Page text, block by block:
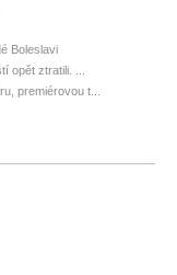
Boleslavi
opět ztratili. ...
premiérovou t...